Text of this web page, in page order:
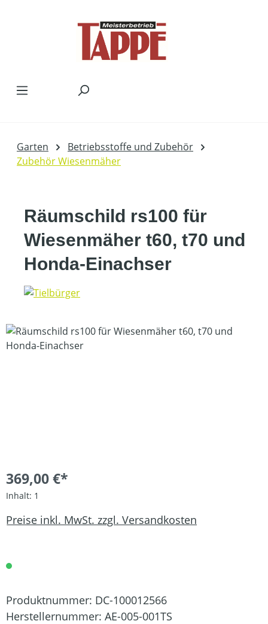
Garten
Betriebsstoffe und Zubehör
Zubehör Wiesenmäher
Räumschild rs100 für
Wiesenmäher t60, t70 und
Honda-Einachser
Bildergalerie überspringen
369,00 €*
Inhalt: 1
Preise inkl. MwSt. zzgl. Versandkosten
Produktnummer: DC-100012566
Herstellernummer: AE-005-001TS